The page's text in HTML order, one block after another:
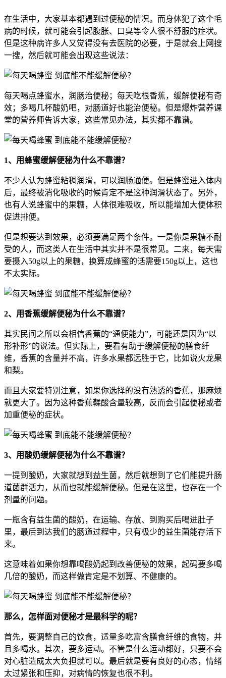
在生活中，大家基本都遇到过便秘的情况。而身体犯了这个毛
病的时候，就可能会引起腹胀、口臭等令人很不舒服的症状。
但是这种病许多人又觉得没有去医院的必要，于是就会上网搜
一搜，然后就可能会出现这些说法：
每天喝点蜂蜜水，润肠治便秘；每天吃根香蕉，缓解便秘有奇
效；多喝几杯酸奶吧，对肠道好也能治便秘。但是爆炸营养课
堂的营养师告诉大家，这些常见办法，其实都不靠谱。
1、用蜂蜜缓解便秘为什么不靠谱？
不少人认为蜂蜜粘稠润滑，可以润肠通便。但是蜂蜜进入体内
后，最终被消化吸收的时候肯定不是这种润滑状态了。另外，
也有人说蜂蜜中的果糖，人体很难吸收，所以能增加大便体积
促进排便。
但是想要达到效果，必须要满足两个条件。一是你是果糖不耐
受的人，而这类人在生活中其实并不是很常见。二来，每天需
要摄入50g以上的果糖，换算成蜂蜜的话需要150g以上，这也
不太实际。
2、用香蕉缓解便秘为什么不靠谱？
其实民间之所以会相信香蕉的“通便能力”，可能还是因为“以
形补形”的说法。但实际上，要看有助于缓解便秘的膳食纤
维，香蕉的含量并不高，许多水果都远胜于它，比如说火龙果
和梨。
而且大家要特别注意，如果你选择的没有熟透的香蕉，那麻烦
就更大了。因为这种香蕉鞣酸含量较高，反而会引起便秘或者
加重便秘的症状。
3、用酸奶缓解便秘为什么不靠谱？
一提到酸奶，大家就想到益生菌，然后就想到了它们能提升肠
道菌群活力，从而也就能缓解便秘。但是在这里，也存在一个
剂量的问题。
一瓶含有益生菌的酸奶，在运输、存放、到购买后喝进肚子
里，最后到达我们的肠道过程中，只有极少的益生菌能存活下
来。
这意味着如果你想靠喝酸奶起到改善便秘的效果，起码要多喝
几倍的酸奶，而这样做肯定是不划算、不健康的。
那么，怎样面对便秘才是最科学的呢？
首先，要调整自己的饮食，适量多吃富含膳食纤维的食物，并
且多喝水。其次，要多运动。不管是什么运动都好，只要不会
对心脏造成太大负担就可以。最后就是要有良好的心态，情绪
太过紧张和压抑，对病情的恢复也很不利。